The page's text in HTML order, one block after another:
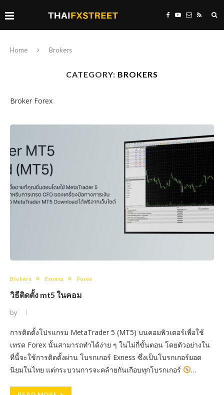
Home Brokers
CATEGORY: BROKERS
Broker Forex
Brokers Exness Forex
วิธีติดตั้ง mt5 ในคอม
by
การติดตั้งโปรแกรม MetaTrader 5 (MT5) บนคอมพิวเตอร์เพื่อใช้
เทรด Forex นั้นสามารถทำได้ง่าย ๆ ในไม่กี่ขั้นตอน โดยตัวอย่างใน
ที่นี้จะใช้การติดตั้งผ่าน โบรกเกอร์ Exness ซึ่งเป็นโบรกเกอร์ยอด
นิยมในไทย แต่กระบวนการจะคล้ายกันเกือบทุกโบรกเกอร์
…